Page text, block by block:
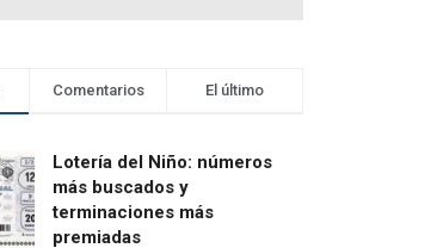
Comentarios El último
Lotería del Niño: números
más buscados y
terminaciones más
premiadas